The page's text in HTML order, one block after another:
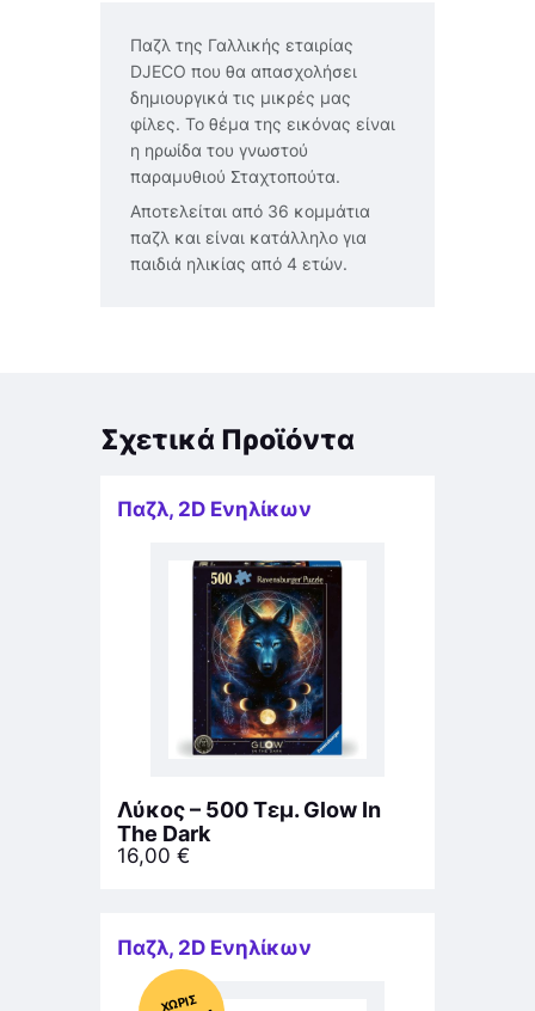
Παζλ της Γαλλικής εταιρίας
DJECO που θα απασχολήσει
δημιουργικά τις μικρές μας
φίλες. Το θέμα της εικόνας είναι
η ηρωίδα του γνωστού
παραμυθιού Σταχτοπούτα.
Αποτελείται από 36 κομμάτια
παζλ και είναι κατάλληλο για
παιδιά ηλικίας από 4 ετών.
Σχετικά Προϊόντα
Παζλ, 2D Ενηλίκων
Λύκος – 500 Τεμ. Glow In
The Dark
16,00 €
Παζλ, 2D Ενηλίκων
Χ
ΩΡΊΣ
Α
Π
Ό
ΘΕ